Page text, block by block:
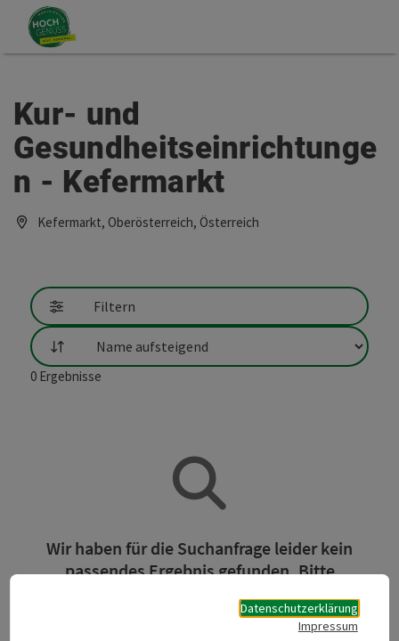
Zum Inhalt
Zum Seitenanfang
Kur- und
Gesundheitseinrichtunge
n - Kefermarkt
Kefermarkt, Oberösterreich, Österreich
Filtern
Sortierung
0 Ergebnisse
Wir haben für die Suchanfrage leider kein
passendes Ergebnis gefunden. Bitte
Datenschutzerklärung
Impressum